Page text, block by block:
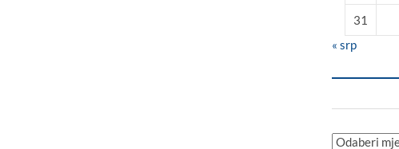
31
« srp
Sve